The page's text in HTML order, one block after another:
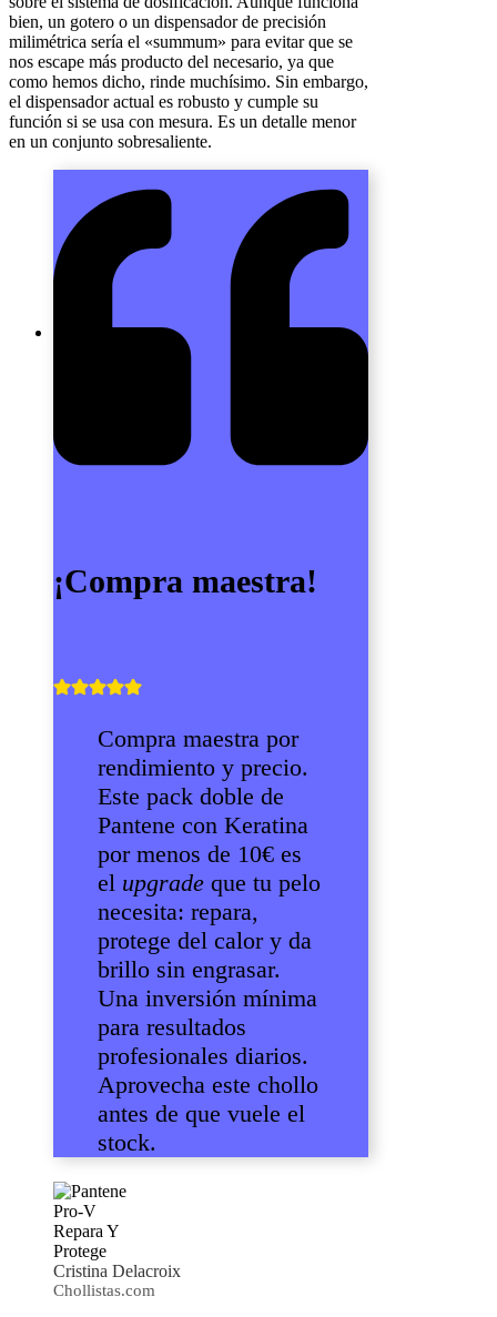
bien, un gotero o un dispensador de precisión
milimétrica sería el «summum» para evitar que se
nos escape más producto del necesario, ya que
como hemos dicho, rinde muchísimo. Sin embargo,
el dispensador actual es robusto y cumple su
función si se usa con mesura. Es un detalle menor
en un conjunto sobresaliente.
¡Compra maestra!
Compra maestra por
rendimiento y precio.
Este pack doble de
Pantene con Keratina
por menos de 10€ es
el upgrade que tu pelo
necesita: repara,
protege del calor y da
brillo sin engrasar.
Una inversión mínima
para resultados
profesionales diarios.
Aprovecha este chollo
antes de que vuele el
stock.
Cristina Delacroix
Chollistas.com